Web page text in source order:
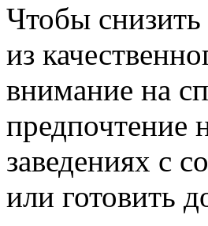
Чтобы
из
внимание на
предпочтение
заведениях с
или готовить